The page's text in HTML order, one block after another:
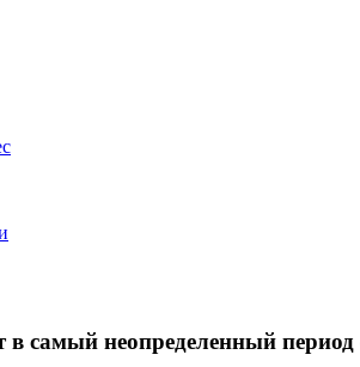
неопределенный период